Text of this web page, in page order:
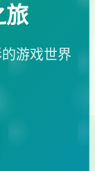
旅
游戏世界